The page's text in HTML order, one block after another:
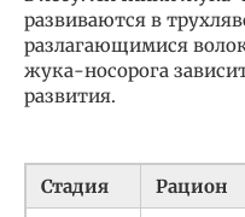
развиваются в
разлагающимися
жука-носорога
развития.
Стадия Рацион